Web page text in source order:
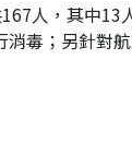
人，其中
毒；另針對